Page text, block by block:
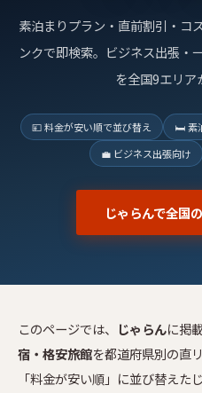
素泊まりプラン・直前割引・コ
ンクで即検索。ビジネス出張・
を全国9エリア
💴 料金が安い順で並び替え 🛏 素
💼 ビジネス出張向け
じゃらんで全国
このページでは、 じゃらんに掲
宿・格安旅館を都道府県別の直
「料金が安い順」に並び替え